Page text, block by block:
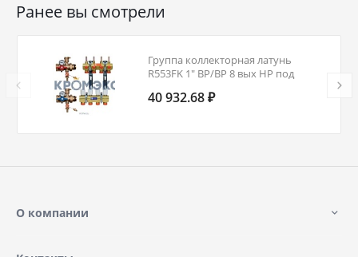
Ранее вы смотрели
Группа коллекторная латунь
R553FK 1" ВР/ВР 8 вых НР под
расходомерами Giacomini
40 932.68 ₽
О компании